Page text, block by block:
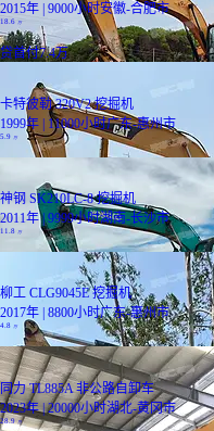
2015年 | 9000小时安徽-合肥市
18.6 万
贷首付7.4万
卡特彼勒 320V2 挖掘机
1999年 | 11000小时广东-惠州市
5.9
神钢 SK210LC-8 挖掘机
2011年 | 9999小时湖南-长沙市
11.8 万
柳工 CLG9045E 挖掘机
2017年 | 8800小时广东-惠州市
4.8 万
同力 TL885A 非公路自卸车
2023年 | 20000小时湖北-黄冈市
28.9万